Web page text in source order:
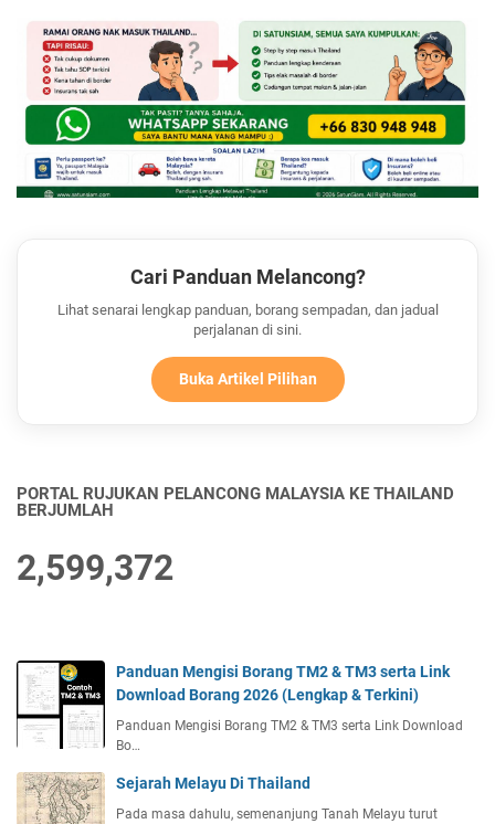
Cari Panduan Melancong?
Lihat senarai lengkap panduan, borang sempadan, dan jadual
perjalanan di sini.
Buka Artikel Pilihan
PORTAL RUJUKAN PELANCONG MALAYSIA KE THAILAND
BERJUMLAH
2,599,372
Panduan Mengisi Borang TM2 & TM3 serta Link
Download Borang 2026 (Lengkap & Terkini)
Panduan Mengisi Borang TM2 & TM3 serta Link Download
Bo…
Sejarah Melayu Di Thailand
Pada masa dahulu, semenanjung Tanah Melayu turut